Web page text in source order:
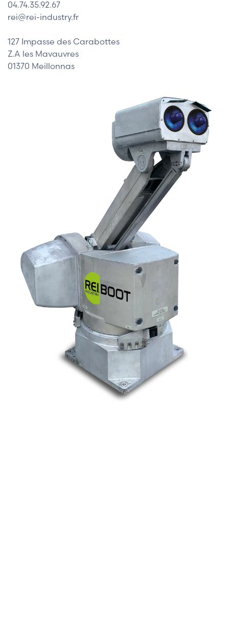
04.74.35.92.67
rei@rei-industry.fr
127 Impasse des Carabottes
Z.A les Mavauvres
01370 Meillonnas